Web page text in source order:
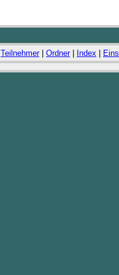
Teilnehmer| Ordner| Index